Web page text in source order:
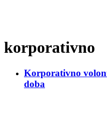
korporativno
Korporativno
doba